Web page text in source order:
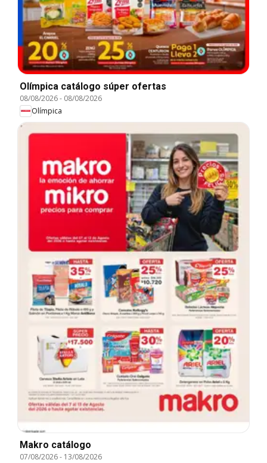
Olímpica catálogo súper ofertas
08/08/2026- 08/08/2026
Olímpica
Makro catálogo
07/08/2026- 13/08/2026